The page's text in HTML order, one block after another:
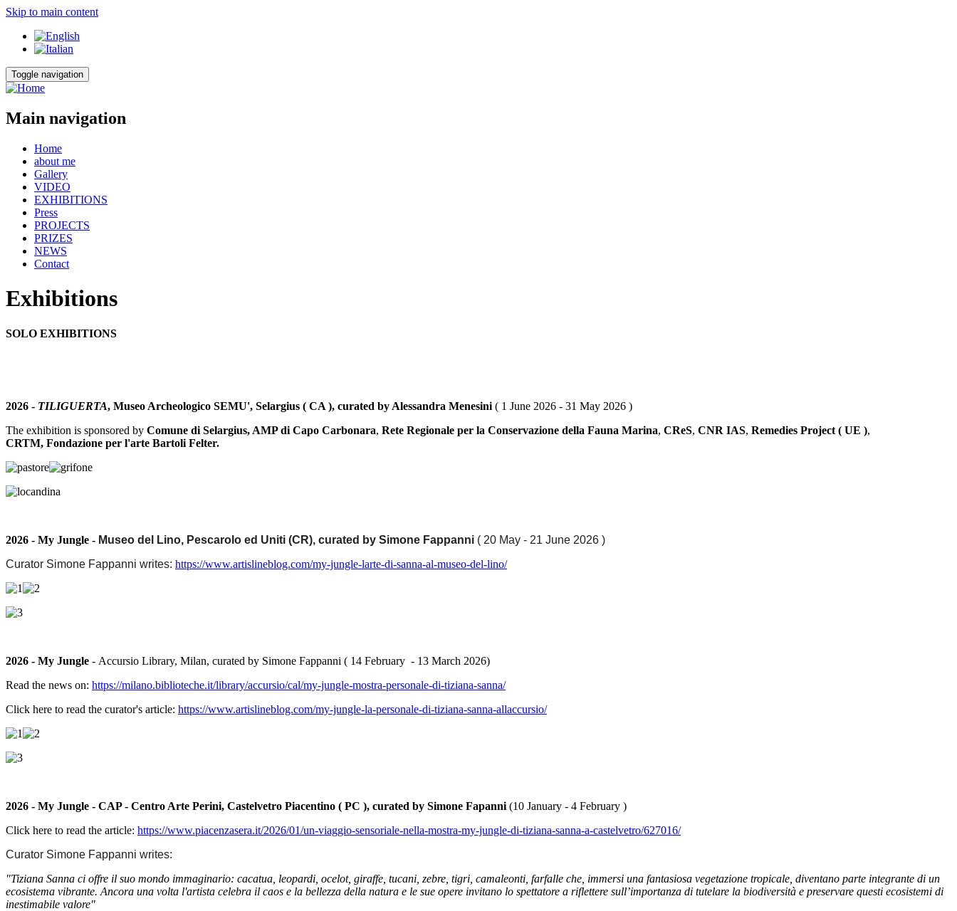
Skip to main content
Toggle navigation
Main navigation
Home
about me
Gallery
VIDEO
EXHIBITIONS
Press
PROJECTS
PRIZES
NEWS
Contact
Exhibitions
SOLO EXHIBITIONS
2026 - TILIGUERTA, Museo Archeologico SEMU', Selargius ( CA ), curated by Alessandra Menesini ( 1 June 2026 - 31 May 2026 )
The exhibition is sponsored by Comune di Selargius, AMP di Capo Carbonara, Rete Regionale per la Conservazione della Fauna Marina, CReS, CNR IAS, Remedies Project ( UE ),
CRTM, Fondazione per l'arte Bartoli Felter.
2026 - My Jungle - Museo del Lino, Pescarolo ed Uniti (CR), curated by Simone Fappanni ( 20 May - 21 June 2026 )
Curator Simone Fappanni writes: https://www.artislineblog.com/my-jungle-larte-di-sanna-al-museo-del-lino/
2026 - My Jungle - Accursio Library, Milan, curated by Simone Fappanni ( 14 February - 13 March 2026)
Read the news on: https://milano.biblioteche.it/library/accursio/cal/my-jungle-mostra-personale-di-tiziana-sanna/
Click here to read the curator's article: https://www.artislineblog.com/my-jungle-la-personale-di-tiziana-sanna-allaccursio/
2026 - My Jungle - CAP - Centro Arte Perini, Castelvetro Piacentino ( PC ), curated by Simone Fapanni (10 January - 4 February )
Click here to read the article: https://www.piacenzasera.it/2026/01/un-viaggio-sensoriale-nella-mostra-my-jungle-di-tiziana-sanna-a-castelvetro/627016/
Curator Simone Fappanni writes:
"Tiziana Sanna ci offre il suo mondo immaginario: cacatua, leopardi, ocelot, giraffe, tucani, zebre, tigri, camaleonti, farfalle che, immersi una fantasiosa vegetazione tropicale, diventano parte integrante di un
ecosistema vibrante. Ancora una volta l'artista celebra il caos e la bellezza della natura e le sue opere invitano lo spettatore a riflettere sull’importanza di tutelare la biodiversità e preservare questi ecosistemi di
inestimabile valore"